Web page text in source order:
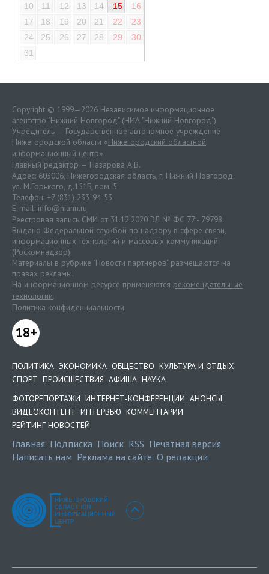
10
11 12 13 14 15
16
17
18 19 20 21 22
23
24
25 26 27 28 29
30
31
Copyright © 1999—2026 Независимое информационное
агентство "Нижний Новгород" (НИА "Нижний Новгород")
Учредитель — Государственное автономное учреждение
Нижегородской области «Нижегородский областной
информационный центр»
Главный редактор — Назарова А.В.
Адрес: 603006, Нижегородская область, г. Нижний Новгород.
ул. М.Горького, д.151Б, пом. 5
Телефон: +7 (831) 233-94-53
E-mail: info@niann.ru
Реестровая запись СМИ от 31.12.2020 ЭЛ № ФС 77 - 79798.
Выдано Федеральной службой по надзору в сфере связи,
информационных технологий и массовых коммуникаций
(Роскомнадзор).
Материалы в рубрике "Новости партнеров" размещаются на
правах рекламы.
На информационном ресурсе применяются рекомендательные
технологии.
Политика конфиденциальности
18+
ПОЛИТИКА ЭКОНОМИКА ОБЩЕСТВО КУЛЬТУРА И ОТДЫХ
СПОРТ ПРОИСШЕСТВИЯ АФИША НАУКА
ФОТОРЕПОРТАЖИ ИНТЕРНЕТ-КОНФЕРЕНЦИИ АНОНСЫ
ВИДЕОКОНТЕНТ ИНТЕРВЬЮ КОММЕНТАРИИ
РЕЙТИНГ НОВОСТЕЙ
Главная Подписка Поиск RSS Печатная версия
Написать нам Реклама на сайте О редакции